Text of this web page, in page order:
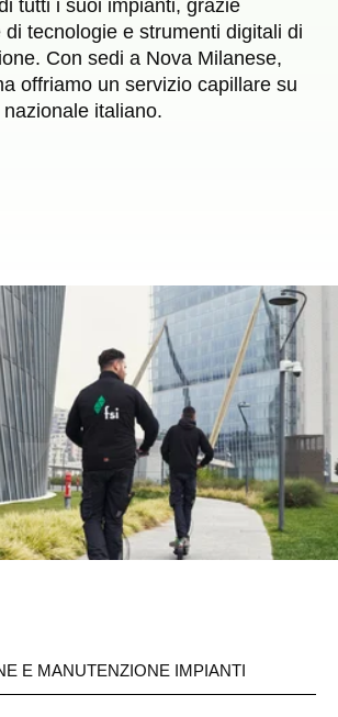
tutti i suoi impianti, grazie
tecnologie e strumenti digitali di
Con sedi a Nova Milanese,
offriamo un servizio capillare su
italiano.
E MANUTENZIONE IMPIANTI